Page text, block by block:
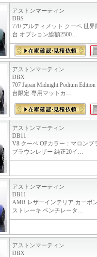
アストンマーティン
DBS
770 アルティメット クーペ 世界
台 オプション総額2500…
アストンマーティン
DBX
707 Japan Midnight Podium
台限定 専用マットカ…
アストンマーティン
DB11
V8 クーペ OPカラー：マロンブ
ブラウンレザー 純正20イ…
アストンマーティン
DB11
AMR レザーインテリア カーボ
ストレーキ ベンチレータ…
アストンマーティン
DBX